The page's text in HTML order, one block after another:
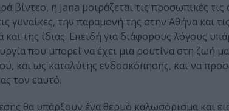
βίντεο, η Jana µοιράζεται τις προσωπικές
γυναίκες, την παραµονή της στην Αθήνα και
της ίδιας. Επειδή για διάφορους λόγους
που µπορεί να έχει µια ρουτίνα στη ζωή
και ως καταλύτης ενδοσκόπησης, και να
τον εαυτό.
θα υπάρξουν ένα θερµό καλωσόρισµα και